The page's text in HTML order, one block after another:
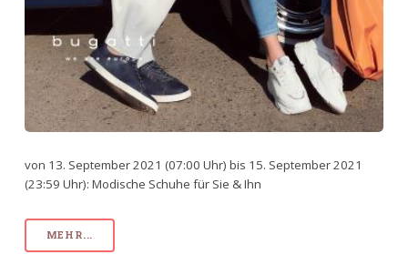
von 13. September 2021 (07:00 Uhr) bis 15. September 2021
(23:59 Uhr): Modische Schuhe für Sie & Ihn
MEHR...